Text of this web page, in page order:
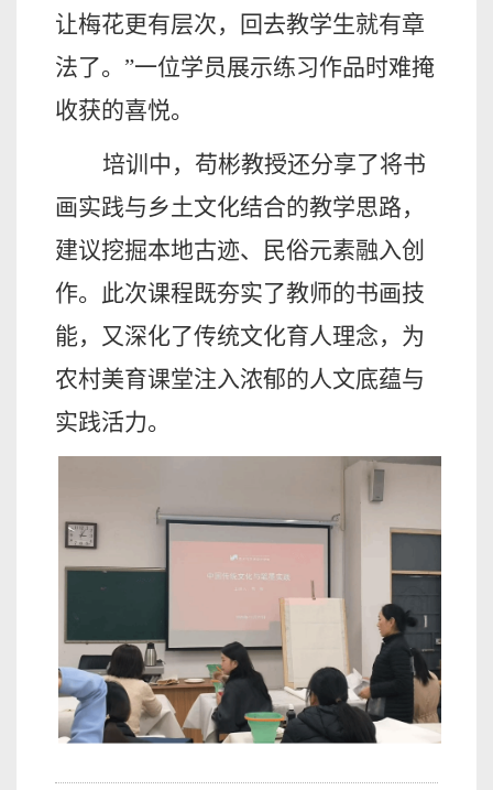
让梅花更有层次，回去教学生就有章
法了。”一位学员展示练习作品时难掩
收获的喜悦。
培训中，苟彬教授还分享了将书
画实践与乡土文化结合的教学思路，
建议挖掘本地古迹、民俗元素融入创
作。此次课程既夯实了教师的书画技
能，又深化了传统文化育人理念，为
农村美育课堂注入浓郁的人文底蕴与
实践活力。